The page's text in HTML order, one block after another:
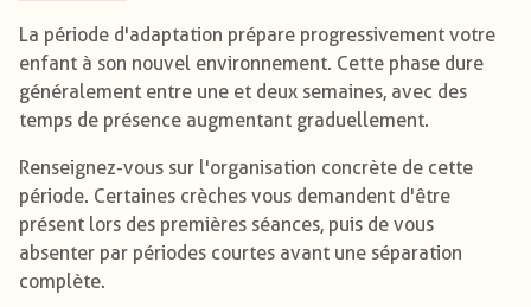
La période d'adaptation prépare progressivement votre
enfant à son nouvel environnement. Cette phase dure
généralement entre une et deux semaines, avec des
temps de présence augmentant graduellement.
Renseignez-vous sur l'organisation concrète de cette
période. Certaines crèches vous demandent d'être
présent lors des premières séances, puis de vous
absenter par périodes courtes avant une séparation
complète.